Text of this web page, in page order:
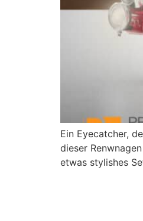
Ein Eyecatcher,
dieser
etwas stylishes